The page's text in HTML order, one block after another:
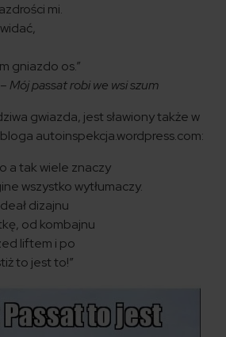
mi.
gniazdo os.”
Mój passat robi we wsi szum
gwiazda, jest sławiony także w
autoinspekcja.wordpress.com:
a tak wiele znaczy
wszystko wytłumaczy.
dizajnu
od kombajnu
liftem i po
to jest to!”